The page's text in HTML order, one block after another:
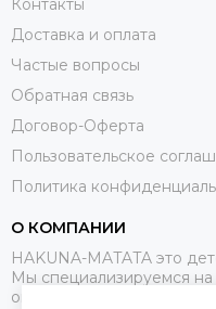
Контакты
Доставка и оплата
Частые вопросы
Обратная связь
Договор-Оферта
Пользовательское
Политика
О КОМПАНИИ
HAKUNA-MATATA это
Мы специализируемся
оптом.